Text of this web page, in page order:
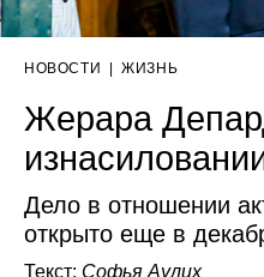
НОВОСТИ ЖИЗНЬ
Жерара
Дело в отношении
открыто еще в
Текст: Софья Аулих